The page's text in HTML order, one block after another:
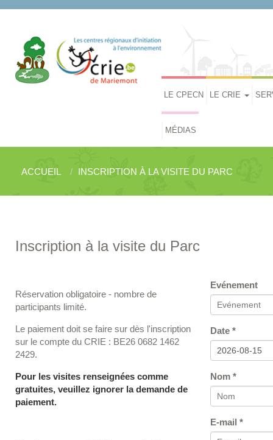
LE CPECN LE CRIE
MÉDIAS
ACCUEIL INSCRIPTION À LA VISITE DU PARC
Inscription à la visite du Parc
Réservation obligatoire - nombre de
participants limité.
Le paiement doit se faire sur dès l'inscription
sur le compte du CRIE : BE26 0682 1462
2429.
Pour les visites renseignées comme
gratuites, veuillez ignorer la demande de
paiement.
Evénement
Date *
Nom *
E-mail *